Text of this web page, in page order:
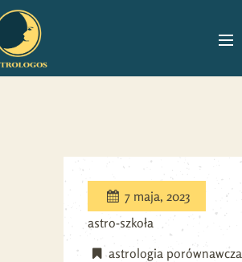
7 maja, 2023
astro-szkoła
astrologia porównawcza